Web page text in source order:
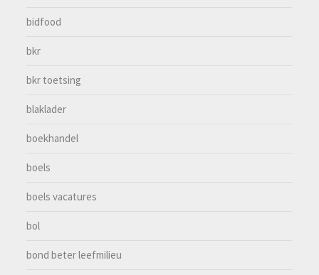
bidfood
bkr
bkr toetsing
blaklader
boekhandel
boels
boels vacatures
bol
bond beter leefmilieu